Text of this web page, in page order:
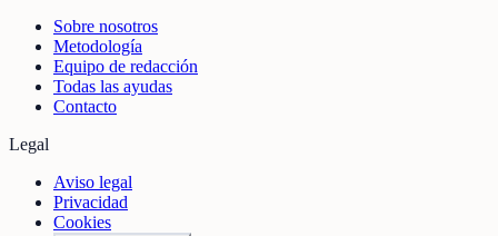
Sobre nosotros
Metodología
Equipo de redacción
Todas las ayudas
Contacto
Legal
Aviso legal
Privacidad
Cookies